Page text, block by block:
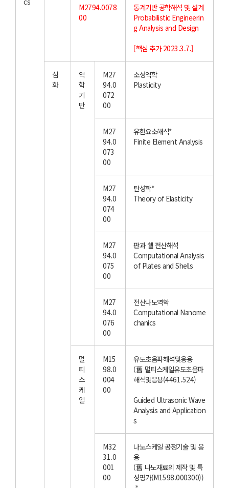
M2794.0078
00
통계기반 공학해석 및 설계
Probabilistic Engineerin
g Analysis and Design
[핵심 추가 2023.3.7.]
심
화
역
학
기
반
M27
94.0
072
00
소성역학
Plasticity
M27
94.0
073
00
유한요소해석*
Finite Element Analysis
M27
94.0
074
00
탄성학*
Theory of Elasticity
M27
94.0
075
00
판과 쉘 전산해석
Computational Analysis
of Plates and Shells
M27
94.0
076
00
전산나노역학
Computational Nanome
chanics
멀
티
스
케
일
M15
98.0
004
00
유도초음파해석및응용
(舊 멀티스케일유도초음파
해석및응용(4461.524)
Guided Ultrasonic Wave
Analysis and Application
s
M32
31.0
001
00
나노스케일 공정기술 및 응
용
(舊 나노재료의 제작 및 특
성평가(M1598.000300))